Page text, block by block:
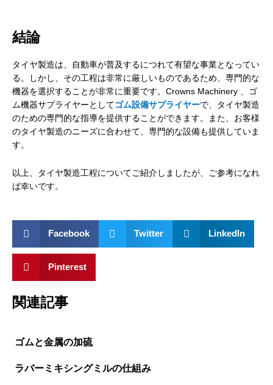
結論
タイヤ製造は、自動車が普及するにつれて有望な事業となってい
る。しかし、その工程は非常に厳しいものであるため、専門的な
機器を選択することが非常に重要です。Crowns Machinery 、ゴ
ム機器サプライヤーとしてゴム設備サプライヤーで、タイヤ製造
のための専門的な指導を提供することができます。また、お客様
のタイヤ製造のニーズに合わせて、専門的な設備も提供していま
す。
以上、タイヤ製造工程についてご紹介しましたが、ご参考になれ
ば幸いです。
Facebook Twitter LinkedIn
Pinterest
関連記事
ゴムと金属の加硫
ラバーミキシングミルの仕組み